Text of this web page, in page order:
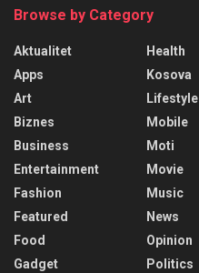
Browse by Category
Aktualitet
Apps
Art
Biznes
Business
Entertainment
Fashion
Featured
Food
Gadget
Health
Kosova
Lifestyle
Mobile
Moti
Movie
Music
News
Opinion
Politics